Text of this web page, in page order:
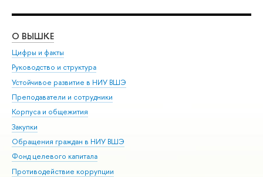
О ВЫШКЕ
Цифры и факты
Руководство и структура
Устойчивое развитие в НИУ ВШЭ
Преподаватели и сотрудники
Корпуса и общежития
Закупки
Обращения граждан в НИУ ВШЭ
Фонд целевого капитала
Противодействие коррупции